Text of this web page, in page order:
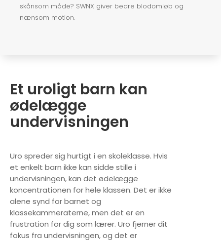
skånsom måde? SWNX giver bedre blodomløb og
nænsom motion.
Et uroligt barn kan
ødelægge
undervisningen
Uro spreder sig hurtigt i en skoleklasse. Hvis
et enkelt barn ikke kan sidde stille i
undervisningen, kan det ødelægge
koncentrationen for hele klassen. Det er ikke
alene synd for barnet og
klassekammeraterne, men det er en
frustration for dig som lærer. Uro fjerner dit
fokus fra undervisningen, og det er